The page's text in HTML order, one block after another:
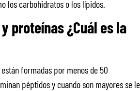
los carbohidratos o los lípidos.
proteínas ¿Cuál es la
formadas por menos de 50
péptidos y cuando son mayores se